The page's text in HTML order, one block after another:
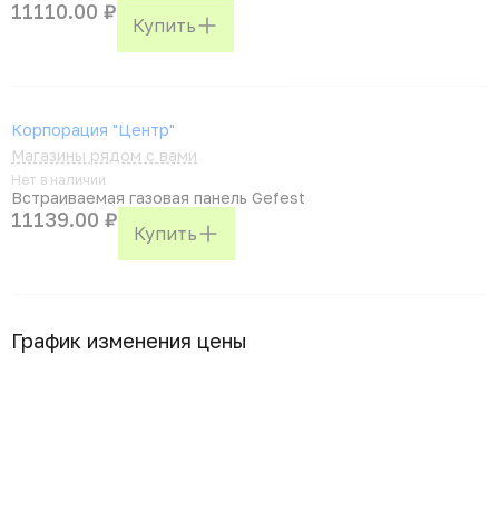
11110.00 ₽
Купить
Корпорация "Центр"
Магазины рядом с вами
Нет в наличии
Встраиваемая газовая панель Gefest
11139.00 ₽
Купить
График изменения цены